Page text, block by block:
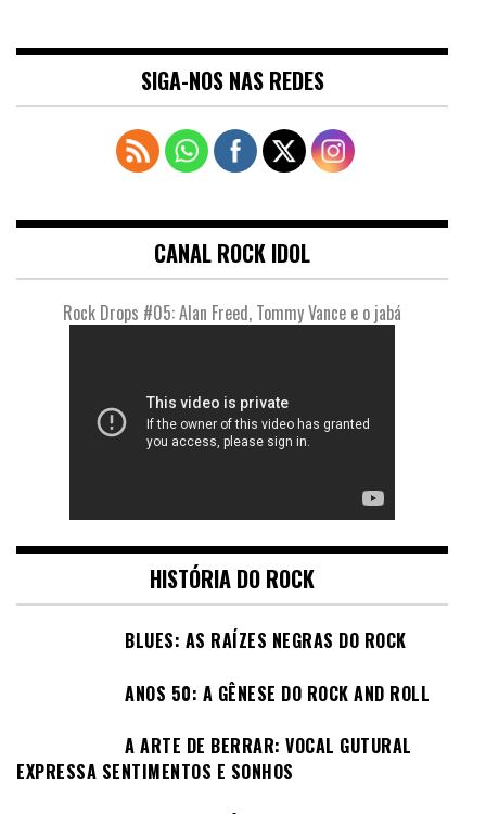
SIGA-NOS NAS REDES
CANAL ROCK IDOL
Rock Drops #05: Alan Freed, Tommy Vance e o jabá
HISTÓRIA DO ROCK
BLUES: AS RAÍZES NEGRAS DO ROCK
ANOS 50: A GÊNESE DO ROCK AND ROLL
A ARTE DE BERRAR: VOCAL GUTURAL
EXPRESSA SENTIMENTOS E SONHOS